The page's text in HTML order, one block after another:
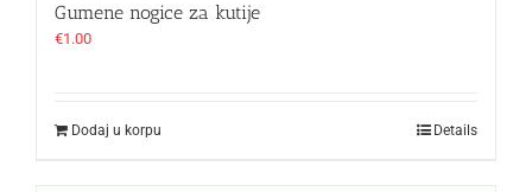
Gumene nogice za kutije
€1.00
Dodaj u korpu Details